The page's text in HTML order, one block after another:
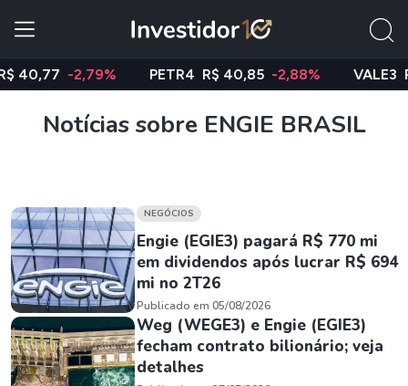
-2,79% PETR4 R$ 40,85 -2,88% VALE3 R$
Notícias sobre ENGIE BRASIL
NEGÓCIOS
Engie (EGIE3) pagará R$ 770 mi
em dividendos após lucrar R$ 694
mi no 2T26
Publicado em 05/08/2026
Weg (WEGE3) e Engie (EGIE3)
fecham contrato bilionário; veja
detalhes